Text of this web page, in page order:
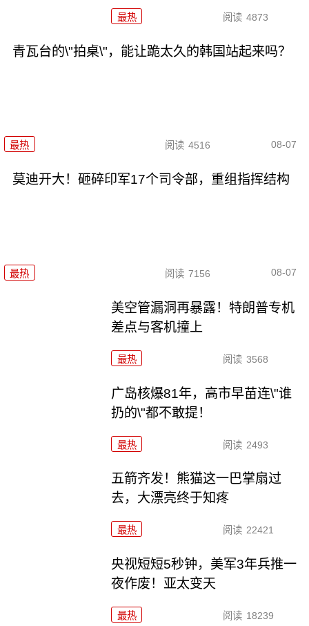
最热 阅读 4873
青瓦台的\"拍桌\"，能让跪太久的韩国站起来吗？
最热 阅读 4516 08-07
莫迪开大！砸碎印军17个司令部，重组指挥结构
最热 阅读 7156 08-07
美空管漏洞再暴露！特朗普专机
差点与客机撞上
最热 阅读 3568
广岛核爆81年，高市早苗连\"谁
扔的\"都不敢提！
最热 阅读 2493
五箭齐发！熊猫这一巴掌扇过
去，大漂亮终于知疼
最热 阅读 22421
央视短短5秒钟，美军3年兵推一
夜作废！亚太变天
最热 阅读 18239